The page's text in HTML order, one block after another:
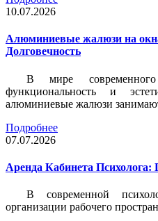
10.07.2026
Алюминиевые жалюзи на
Долговечность
В мире
функциональность и
алюминиевые жалюзи
Подробнее
07.07.2026
Аренда Кабинета Психолога:
В современной
организации рабочего